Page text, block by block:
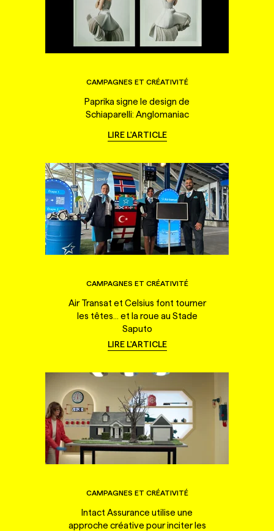
CAMPAGNES ET CRÉATIVITÉ
Paprika signe le design de
Schiaparelli: Anglomaniac
LIRE L'ARTICLE
CAMPAGNES ET CRÉATIVITÉ
Air Transat et Celsius font tourner
les têtes... et la roue au Stade
Saputo
LIRE L'ARTICLE
CAMPAGNES ET CRÉATIVITÉ
Intact Assurance utilise une
approche créative pour inciter les